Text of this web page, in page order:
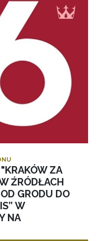
ZA
ŹRÓDŁACH
GRODU DO
W
NA